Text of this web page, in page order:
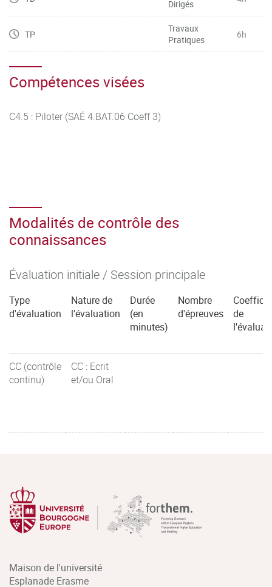
Dirigés
TP
Travaux
Pratiques
6h
Compétences visées
C4.5 : Piloter (SAÉ 4.BAT.06 Coeff 3)
Modalités de contrôle des
connaissances
Évaluation initiale / Session principale
Type
d'évaluation
Nature de
l'évaluation
Durée
(en
minutes)
Nombre
d'épreuves
de
CC (contrôle
continu)
CC : Ecrit
et/ou Oral
Maison de l'université
Esplanade Erasme